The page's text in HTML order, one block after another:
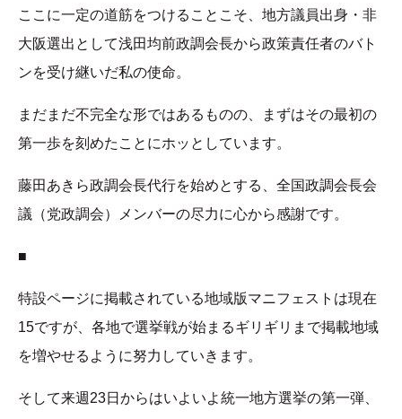
ここに一定の道筋をつけることこそ、地方議員出身・非
大阪選出として浅田均前政調会長から政策責任者のバト
ンを受け継いだ私の使命。
まだまだ不完全な形ではあるものの、まずはその最初の
第一歩を刻めたことにホッとしています。
藤田あきら政調会長代行を始めとする、全国政調会長会
議（党政調会）メンバーの尽力に心から感謝です。
■
特設ページに掲載されている地域版マニフェストは現在
15ですが、各地で選挙戦が始まるギリギリまで掲載地域
を増やせるように努力していきます。
そして来週23日からはいよいよ統一地方選挙の第一弾、